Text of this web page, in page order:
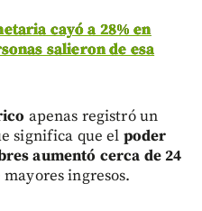
cayó a 28% en
salieron de esa
apenas registró un
significa que el poder
aumentó cerca de 24
ingresos.